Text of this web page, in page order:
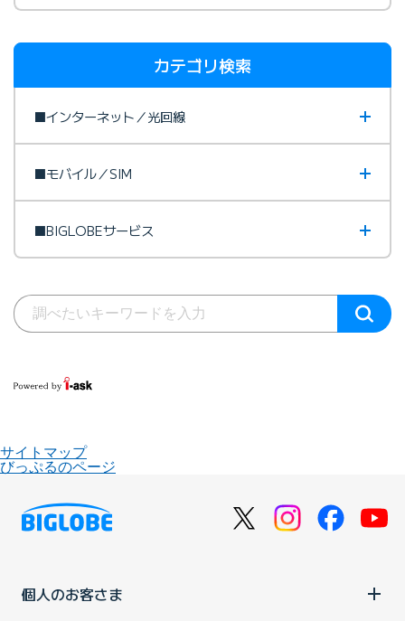
カテゴリ検索
■インターネット／光回線
■モバイル／SIM
■BIGLOBEサービス
サイトマップ
びっぷるのページ
個人のお客さま